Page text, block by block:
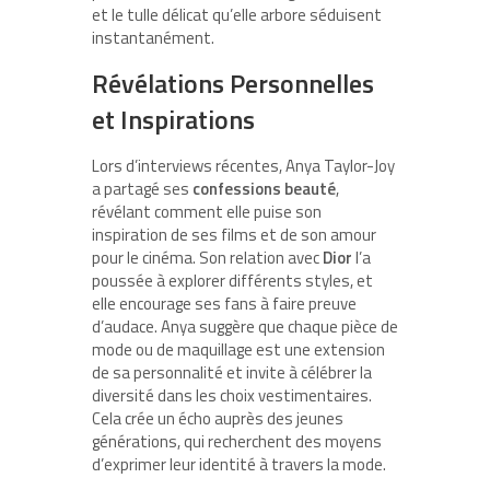
et le tulle délicat qu’elle arbore séduisent
instantanément.
Révélations Personnelles
et Inspirations
Lors d’interviews récentes, Anya Taylor-Joy
a partagé ses confessions beauté,
révélant comment elle puise son
inspiration de ses films et de son amour
pour le cinéma. Son relation avecDiorl’a
poussée à explorer différents styles, et
elle encourage ses fans à faire preuve
d’audace. Anya suggère que chaque pièce de
mode ou de maquillage est une extension
de sa personnalité et invite à célébrer la
diversité dans les choix vestimentaires.
Cela crée un écho auprès des jeunes
générations, qui recherchent des moyens
d’exprimer leur identité à travers la mode.